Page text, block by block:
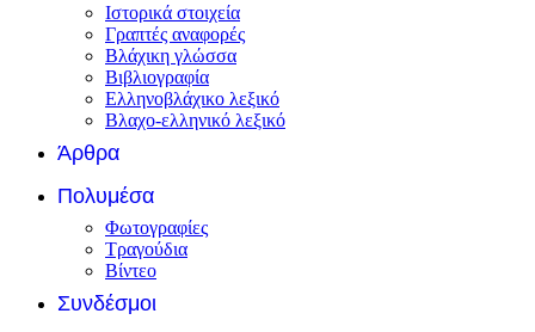
Ιστορικά στοιχεία
Γραπτές αναφορές
Βλάχικη γλώσσα
Βιβλιογραφία
Ελληνοβλάχικο λεξικό
Βλαχο-ελληνικό λεξικό
Άρθρα
Πολυμέσα
Φωτογραφίες
Τραγούδια
Βίντεο
Συνδέσμοι